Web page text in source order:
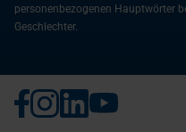
personenbezogenen Hauptwörter
Geschlechter.